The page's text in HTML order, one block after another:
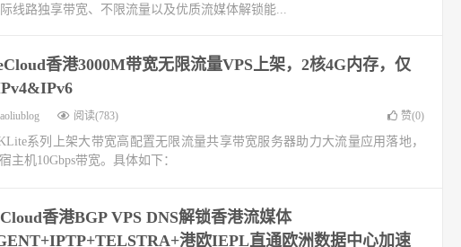
线路独享带宽、不限流量以及优质流媒体解锁能...
香港3000M带宽无限流量VPS上架，2核4G内存，仅
阅读(783) 赞(0)
系列上架大带宽高配置无限流量共享带宽服务器助力大流量应用落地，
主机10Gbps带宽。具体如下：
香港BGP VPS DNS解锁香港流媒体
港欧IEPL直通欧洲数据中心加速